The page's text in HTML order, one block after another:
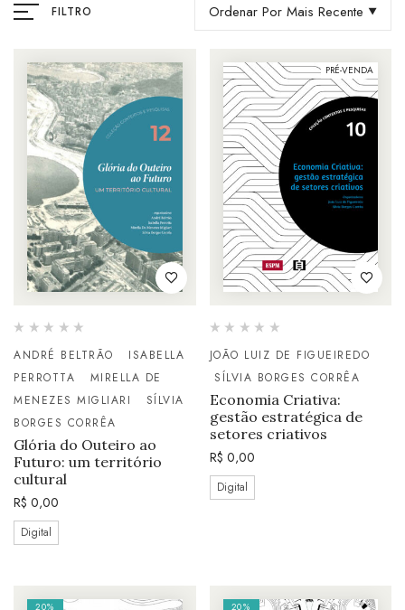
FILTRO Ordenar Por Mais Recente
ANDRÉ BELTRÃO
ISABELLA
PERROTTA
MIRELLA DE
MENEZES MIGLIARI
SÍLVIA
BORGES CORRÊA
Glória do Outeiro ao
Futuro: um território
cultural
R$ 0,00
Digital
PRÉ-VENDA
JOÃO LUIZ DE FIGUEIREDO
SÍLVIA BORGES CORRÊA
Economia Criativa:
gestão estratégica de
setores criativos
R$ 0,00
Digital
20% 20%